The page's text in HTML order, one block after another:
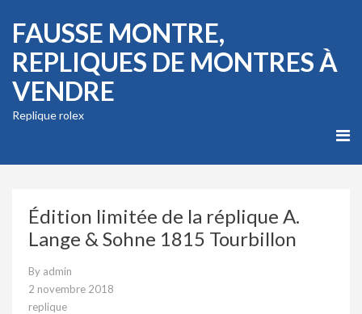
FAUSSE MONTRE,
REPLIQUES DE MONTRES À
VENDRE
Replique rolex
Édition limitée de la réplique A.
Lange & Sohne 1815 Tourbillon
By admin
2 novembre 2018
replique